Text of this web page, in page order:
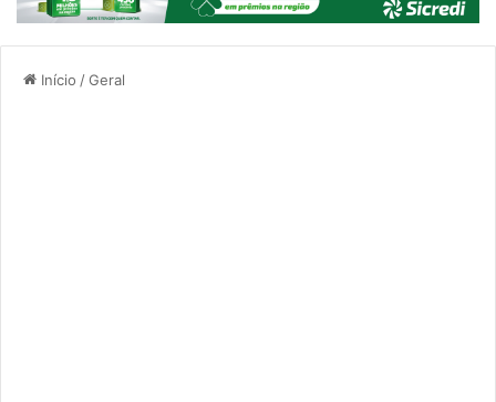
Início /Geral